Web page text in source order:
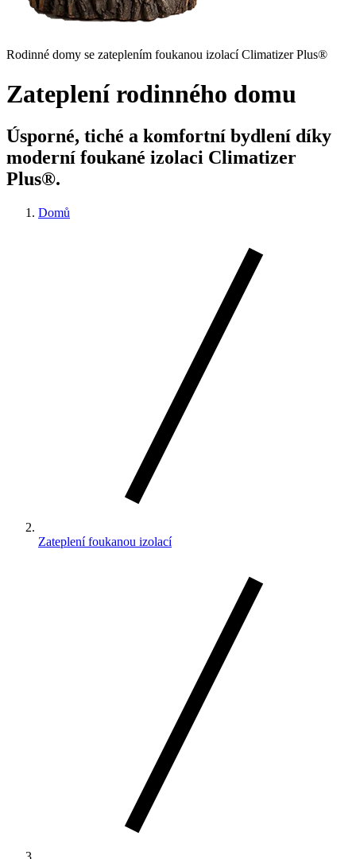
Rodinné domy se zateplením foukanou izolací Climatizer Plus®
Zateplení rodinného domu
Úsporné, tiché a komfortní bydlení díky
moderní foukané izolaci Climatizer
Plus®.
Domů
Zateplení foukanou izolací